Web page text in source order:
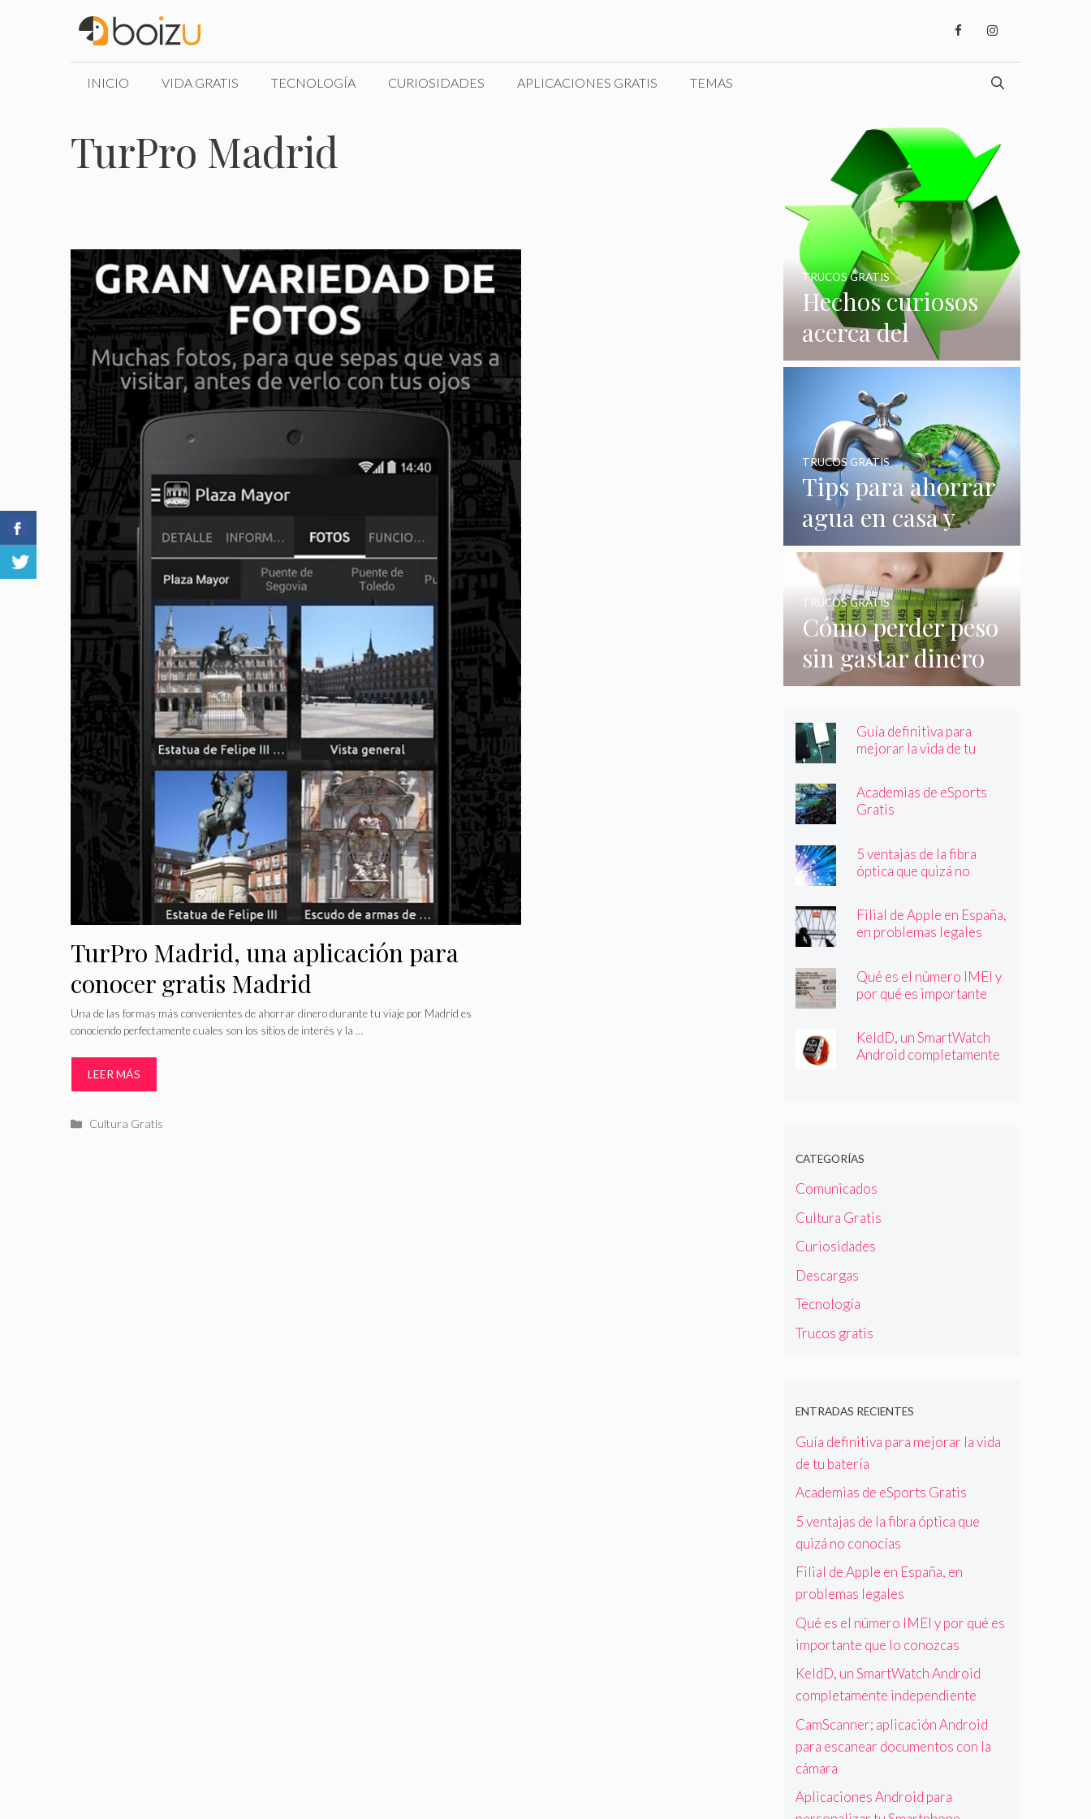
INICIO VIDA GRATIS TECNOLOGÍA CURIOSIDADES APLICACIONES GRATIS TEMAS
TurPro Madrid
TurPro Madrid, una aplicación para
conocer gratis Madrid
Una de las formas más convenientes de ahorrar dinero durante tu viaje por Madrid es
conociendo perfectamente cuales son los sitios de interés y la …
LEER MÁS
Categorías
Cultura Gratis
Hechos curiosos
acerca del
reciclaje que
quizás no
conocías
TRUCOS GRATIS
Tips para ahorrar
agua en casa y
gastar menos en
su consumo
TRUCOS GRATIS
Cómo perder peso
sin gastar dinero
e incluso sin
hacer nada
TRUCOS GRATIS
Guía definitiva para
mejorar la vida de tu
Academias de eSports
Gratis
5 ventajas de la fibra
óptica que quizá no
Filial de Apple en España,
en problemas legales
Qué es el número IMEI y
por qué es importante
KeldD, un SmartWatch
Android completamente
CATEGORÍAS
Comunicados
Cultura Gratis
Curiosidades
Descargas
Tecnología
Trucos gratis
ENTRADAS RECIENTES
Guía definitiva para mejorar la vida
de tu batería
Academias de eSports Gratis
5 ventajas de la fibra óptica que
quizá no conocías
Filial de Apple en España, en
problemas legales
Qué es el número IMEI y por qué es
importante que lo conozcas
KeldD, un SmartWatch Android
completamente independiente
CamScanner; aplicación Android
para escanear documentos con la
cámara
Aplicaciones Android para